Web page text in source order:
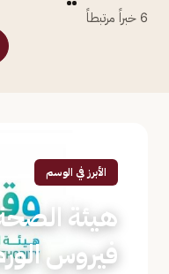
6 خبراً مرتبطاً
الأبرز في الوسم
هيئة
فيروس